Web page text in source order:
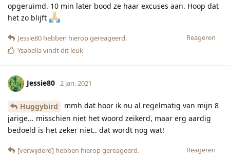
opgeruimd. 10 min later bood ze haar excuses aan. Hoop dat
het zo blijft
Reageren
Jessie80 hebben hierop gereageerd.
Ysabellavindt dit leuk
Jessie80 2 jan. 2021
Huggybird
mmh dat hoor ik nu al regelmatig van mijn 8
jarige... misschien niet het woord zeikerd, maar erg aardig
bedoeld is het zeker niet.. dat wordt nog wat!
Reageren
[verwijderd] hebben hierop gereageerd.